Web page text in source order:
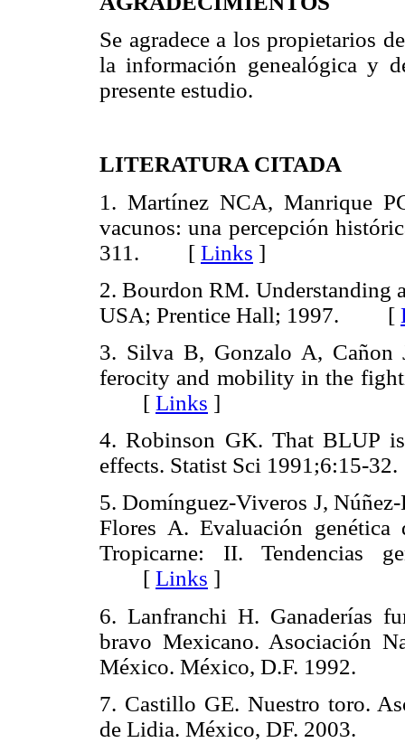
Se agradece a los propietarios
la información genealógica y
presente estudio.
LITERATURA CITADA
1. Martínez NCA, Manrique
vacunos: una percepción
311. [ Links ]
2. Bourdon RM. Understanding
USA; Prentice Hall; 1997. [
3. Silva B, Gonzalo A, Cañon
ferocity and mobility in the
[ Links ]
4. Robinson GK. That BLUP
effects. Statist Sci
5. Domínguez-Viveros J,
Flores A. Evaluación
Tropicarne: II. Tendencias
[ Links ]
6. Lanfranchi H. Ganaderías
bravo Mexicano. Asociación
México. México, D.F.
7. Castillo GE. Nuestro toro.
de Lidia. México, DF.